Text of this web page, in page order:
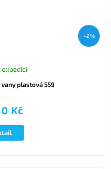
–2 %
plastová 559
expedici
Kč